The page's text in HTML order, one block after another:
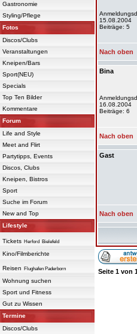
Gastronomie
Styling/Pflege
Fotos
Discos/Clubs
Veranstaltungen
Kneipen/Bars
Sport(NEU)
Specials
Top Ten Bilder
Kommentare
Forum
Life and Style
Meet and Flirt
Partytipps, Events
Discos, Clubs
Kneipen, Bistros
Sport
Suche im Forum
New and Top
Lifestyle
Tickets Herford Bielefeld
Kino/Filmberichte
Reisen Flughafen Paderborn
Wohnung suchen
Sport und Fitness
Gut zu Wissen
Termine
Discos/Clubs
15.08.2004
Beiträge: 5
Nach oben
Bina
16.08.2004
Beiträge: 6
Nach oben
Gast
Nach oben
Seite 1 von